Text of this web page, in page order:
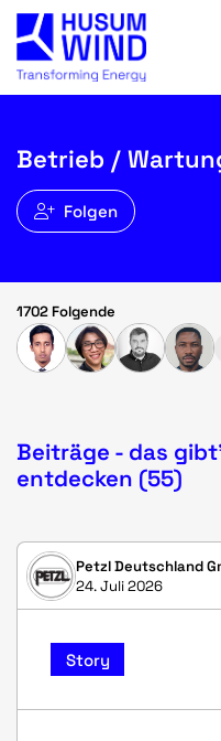
Betrieb /
Folgen
1702 Folgende
Beiträge - das
entdecken (55)
Petzl Deutschland
24. Juli 2026
Story